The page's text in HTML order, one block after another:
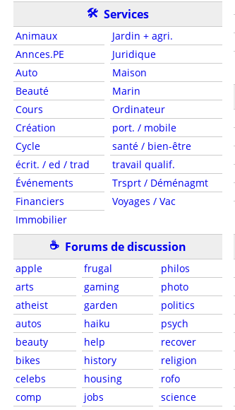
🛠 Services
Animaux
Annces.PE
Auto
Beauté
Cours
Création
Cycle
écrit. / ed / trad
Événements
Financiers
Immobilier
Jardin + agri.
Juridique
Maison
Marin
Ordinateur
port. / mobile
santé / bien-être
travail qualif.
Trsprt / Déménagmt
Voyages / Vac
☕ Forums de discussion
apple
arts
atheist
autos
beauty
bikes
celebs
comp
frugal
gaming
garden
haiku
help
history
housing
jobs
philos
photo
politics
psych
recover
religion
rofo
science